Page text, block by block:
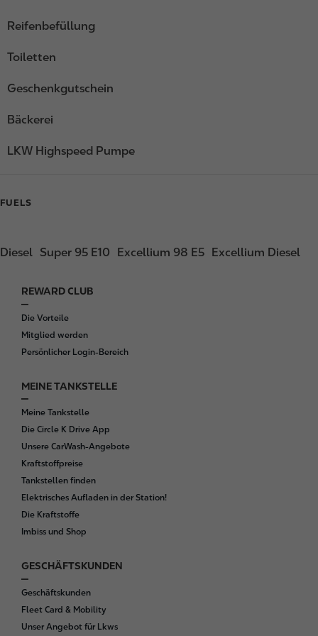
Reifenbefüllung
Toiletten
Geschenkgutschein
Bäckerei
LKW Highspeed Pumpe
FUELS
Diesel Super 95 E10 Excellium 98 E5 Excellium Diesel
F
o
o
t
r
REWARD CLUB
Die Vorteile
Mitglied werden
Persönlicher Login-Bereich
MEINE TANKSTELLE
Meine Tankstelle
Die Circle K Drive App
Unsere CarWash-Angebote
Kraftstoffpreise
Tankstellen finden
Elektrisches Aufladen in der Station!
Die Kraftstoffe
Imbiss und Shop
GESCHÄFTSKUNDEN
Geschäftskunden
Fleet Card & Mobility
Unser Angebot für Lkws